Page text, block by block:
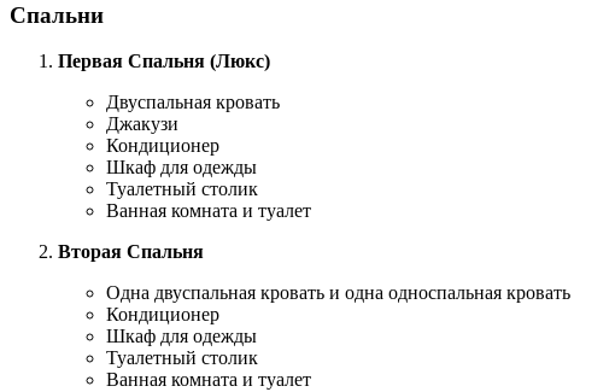
Спальни
Первая Спальня (Люкс)
Двуспальная кровать
Джакузи
Кондиционер
Шкаф для одежды
Туалетный столик
Ванная комната и туалет
Вторая Спальня
Одна двуспальная кровать и одна односпальная кровать
Кондиционер
Шкаф для одежды
Туалетный столик
Ванная комната и туалет